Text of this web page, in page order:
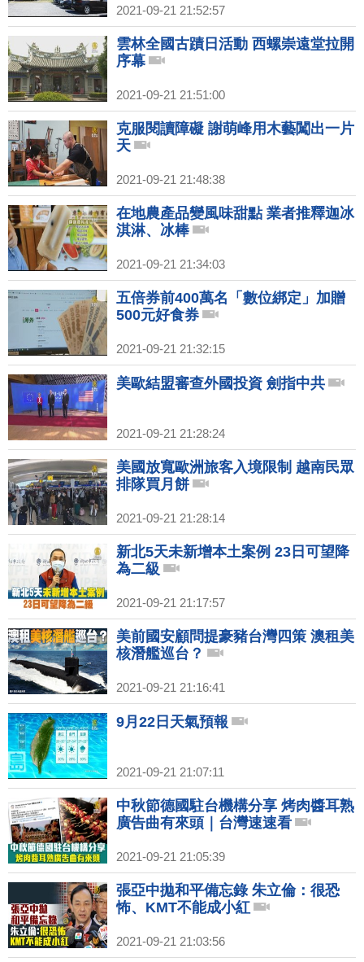
2021-09-21 21:52:57
雲林全國古蹟日活動 西螺崇遠堂拉開
序幕
2021-09-21 21:51:00
克服閱讀障礙 謝萌峰用木藝闖出一片
天
2021-09-21 21:48:38
在地農產品變風味甜點 業者推釋迦冰
淇淋、冰棒
2021-09-21 21:34:03
五倍券前400萬名「數位綁定」加贈
500元好食券
2021-09-21 21:32:15
美歐結盟審查外國投資 劍指中共
2021-09-21 21:28:24
美國放寬歐洲旅客入境限制 越南民眾
排隊買月餅
2021-09-21 21:28:14
新北5天未新增本土案例 23日可望降
為二級
2021-09-21 21:17:57
美前國安顧問提豪豬台灣四策 澳租美
核潛艦巡台？
2021-09-21 21:16:41
9月22日天氣預報
2021-09-21 21:07:11
中秋節德國駐台機構分享 烤肉醬耳熟
廣告曲有來頭｜台灣速速看
2021-09-21 21:05:39
張亞中拋和平備忘錄 朱立倫：很恐
怖、KMT不能成小紅
2021-09-21 21:03:56